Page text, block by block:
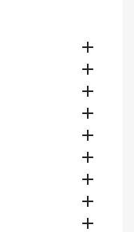








